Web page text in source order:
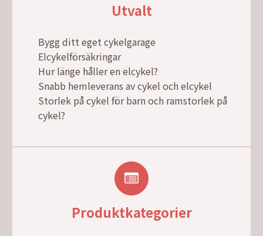
Utvalt
Bygg ditt eget cykelgarage
Elcykelförsäkringar
Hur länge håller en elcykel?
Snabb hemleverans av cykel och elcykel
Storlek på cykel för barn och ramstorlek på
cykel?
Produktkategorier